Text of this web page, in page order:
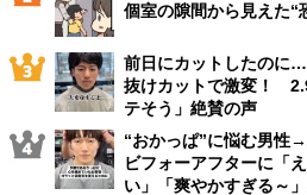
個室の隙間から見えた“
前日にカットしたのに
抜けカットで激変！
テそう」絶賛の声
“おかっぱ”に悩む男性
ビフォーアフターに「
い」「爽やかすぎる～